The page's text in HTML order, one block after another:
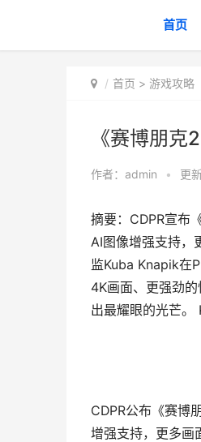
首页
首页 > 游戏攻略
《赛博朋
作者： admin • 更
摘要：CDPR宣布
AI图像增强支持，
监Kuba Knapik在
4K画面、更强劲
出最耀眼的光芒
CDPR公布《赛博
增强支持，更多画